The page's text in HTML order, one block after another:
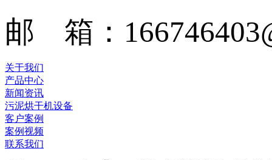
邮 箱：
关于我们
产品中心
新闻资讯
污泥烘干机设备
客户案例
案例视频
联系我们